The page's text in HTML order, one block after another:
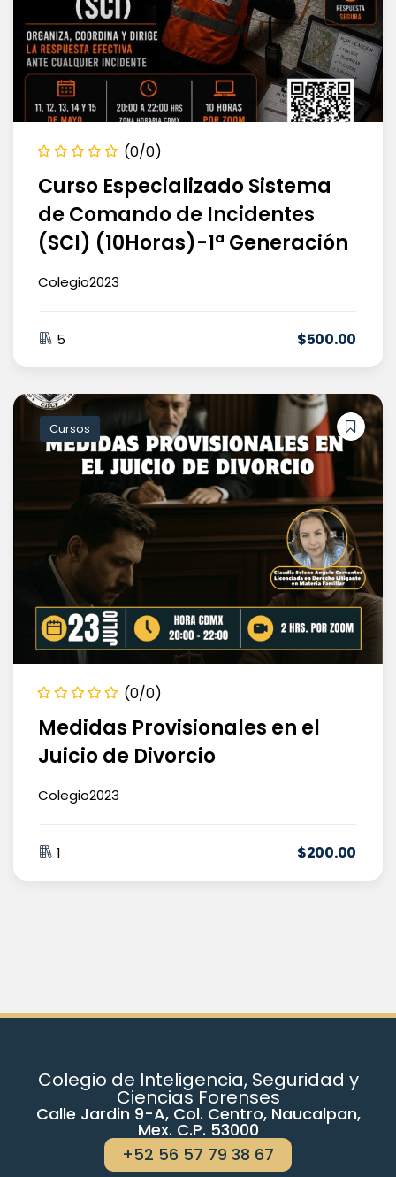
(0/0)
Curso Especializado Sistema
de Comando de Incidentes
(SCI) (10Horas)-1ª Generación
Colegio2023
5 $500.00
Cursos
(0/0)
Medidas Provisionales en el
Juicio de Divorcio
Colegio2023
1 $200.00
Colegio de Inteligencia, Seguridad y
Ciencias Forenses
Calle Jardin 9-A, Col. Centro, Naucalpan,
Mex. C.P. 53000
+52 56 57 79 38 67